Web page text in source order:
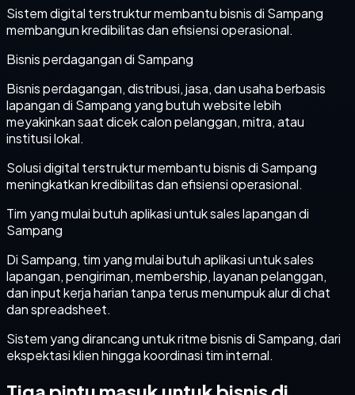
Sistem digital terstruktur membantu bisnis di Sampang
membangun kredibilitas dan efisiensi operasional.
Bisnis perdagangan di Sampang
Bisnis perdagangan, distribusi, jasa, dan usaha berbasis
lapangan di Sampang yang butuh website lebih
meyakinkan saat dicek calon pelanggan, mitra, atau
institusi lokal.
Solusi digital terstruktur membantu bisnis di Sampang
meningkatkan kredibilitas dan efisiensi operasional.
Tim yang mulai butuh aplikasi untuk sales lapangan di
Sampang
Di Sampang, tim yang mulai butuh aplikasi untuk sales
lapangan, pengiriman, membership, layanan pelanggan,
dan input kerja harian tanpa terus menumpuk alur di chat
dan spreadsheet.
Sistem yang dirancang untuk ritme bisnis di Sampang, dari
ekspektasi klien hingga koordinasi tim internal.